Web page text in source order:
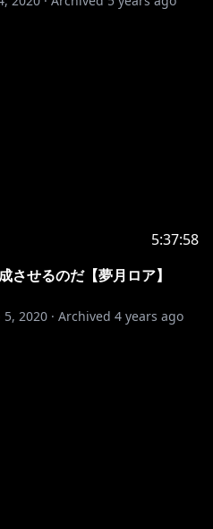
5:37:58
させるのだ【夢月ロア】
5, 2020 · Archived 4 years ago